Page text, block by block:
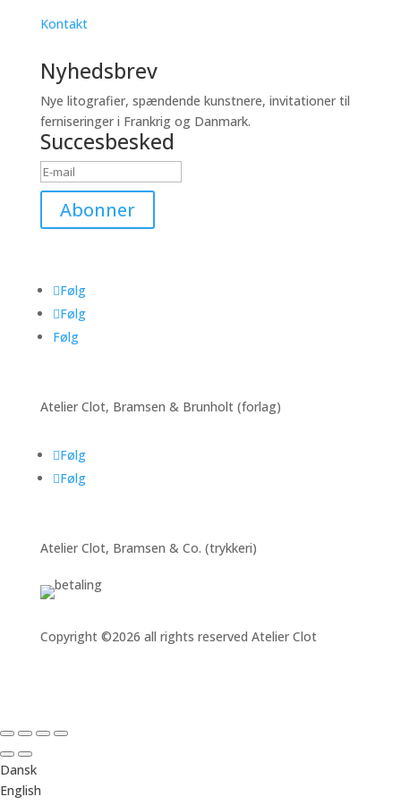
Kontakt
Nyhedsbrev
Nye litografier, spændende kunstnere, invitationer til
ferniseringer i Frankrig og Danmark.
Succesbesked
Abonner
Følg
Følg
Følg
Atelier Clot, Bramsen & Brunholt (forlag)
Følg
Følg
Atelier Clot, Bramsen & Co. (trykkeri)
Copyright ©2026 all rights reserved Atelier Clot
Dansk
English